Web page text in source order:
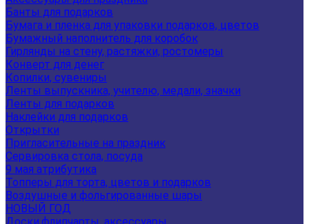
Банты для подарков
Бумага и пленка для упаковки подарков, цветов
Бумажный наполнитель для коробок
Гирлянды на стену, растяжки, ростомеры
Конверт для денег
Копилки, сувениры
Ленты выпускника, учителю, медали, значки
Ленты для подарков
Наклейки для подарков
Открытки
Пригласительные на праздник
Сервировка стола, посуда
9 мая атрибутика
Топперы для торта, цветов и подарков
Воздушные и фольгированные шары
НОВЫЙ ГОД